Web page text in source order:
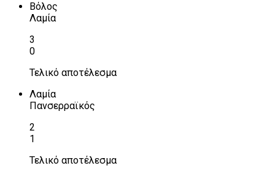
Βόλος
Λαμία
3
0
Τελικό αποτέλεσμα
Λαμία
Πανσερραϊκός
2
1
Τελικό αποτέλεσμα